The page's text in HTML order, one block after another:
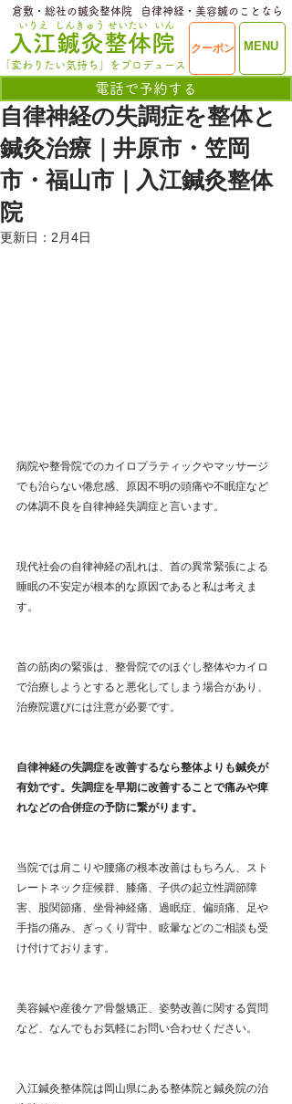
ME
​入江鍼灸整体院
いりえ
MENU
クーポン
電話で予約する
せいたい
しんきゅう いん
「変わりたい気持ち」をプロデュース
​倉敷・総社の鍼灸整体院 ​自律神経・美容鍼のことなら
自律神経の失調症を整体と
鍼灸治療｜井原市・笠岡
市・福山市｜入江鍼灸整体
院
更新日： 2月4日
病院や整骨院でのカイロプラティックやマッサージ
でも治らない倦怠感、原因不明の頭痛や不眠症など
の体調不良を自律神経失調症と言います。
現代社会の自律神経の乱れは、首の異常緊張による
睡眠の不安定が根本的な原因であると私は考えま
す。
首の筋肉の緊張は、整骨院でのほぐし整体やカイロ
で治療しようとすると悪化してしまう場合があり、
治療院選びには注意が必要です。
自律神経の失調症を改善するなら整体よりも鍼灸が
有効です。失調症を早期に改善することで痛みや痺
れなどの合併症の予防に繋がります。
当院では肩こりや腰痛の根本改善はもちろん、スト
レートネック症候群、膝痛、子供の起立性調節障
害、股関節痛、坐骨神経痛、過眠症、偏頭痛、足や
手指の痛み、ぎっくり背中、眩暈などのご相談も受
け付けております。
美容鍼や産後ケア骨盤矯正、姿勢改善に関する質問
など、なんでもお気軽にお問い合わせください。
入江鍼灸整体院は岡山県にある整体院と鍼灸院の治